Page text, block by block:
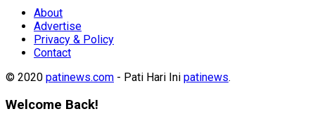
About
Advertise
Privacy & Policy
Contact
© 2020 patinews.com - Pati Hari Ini patinews.
Welcome Back!